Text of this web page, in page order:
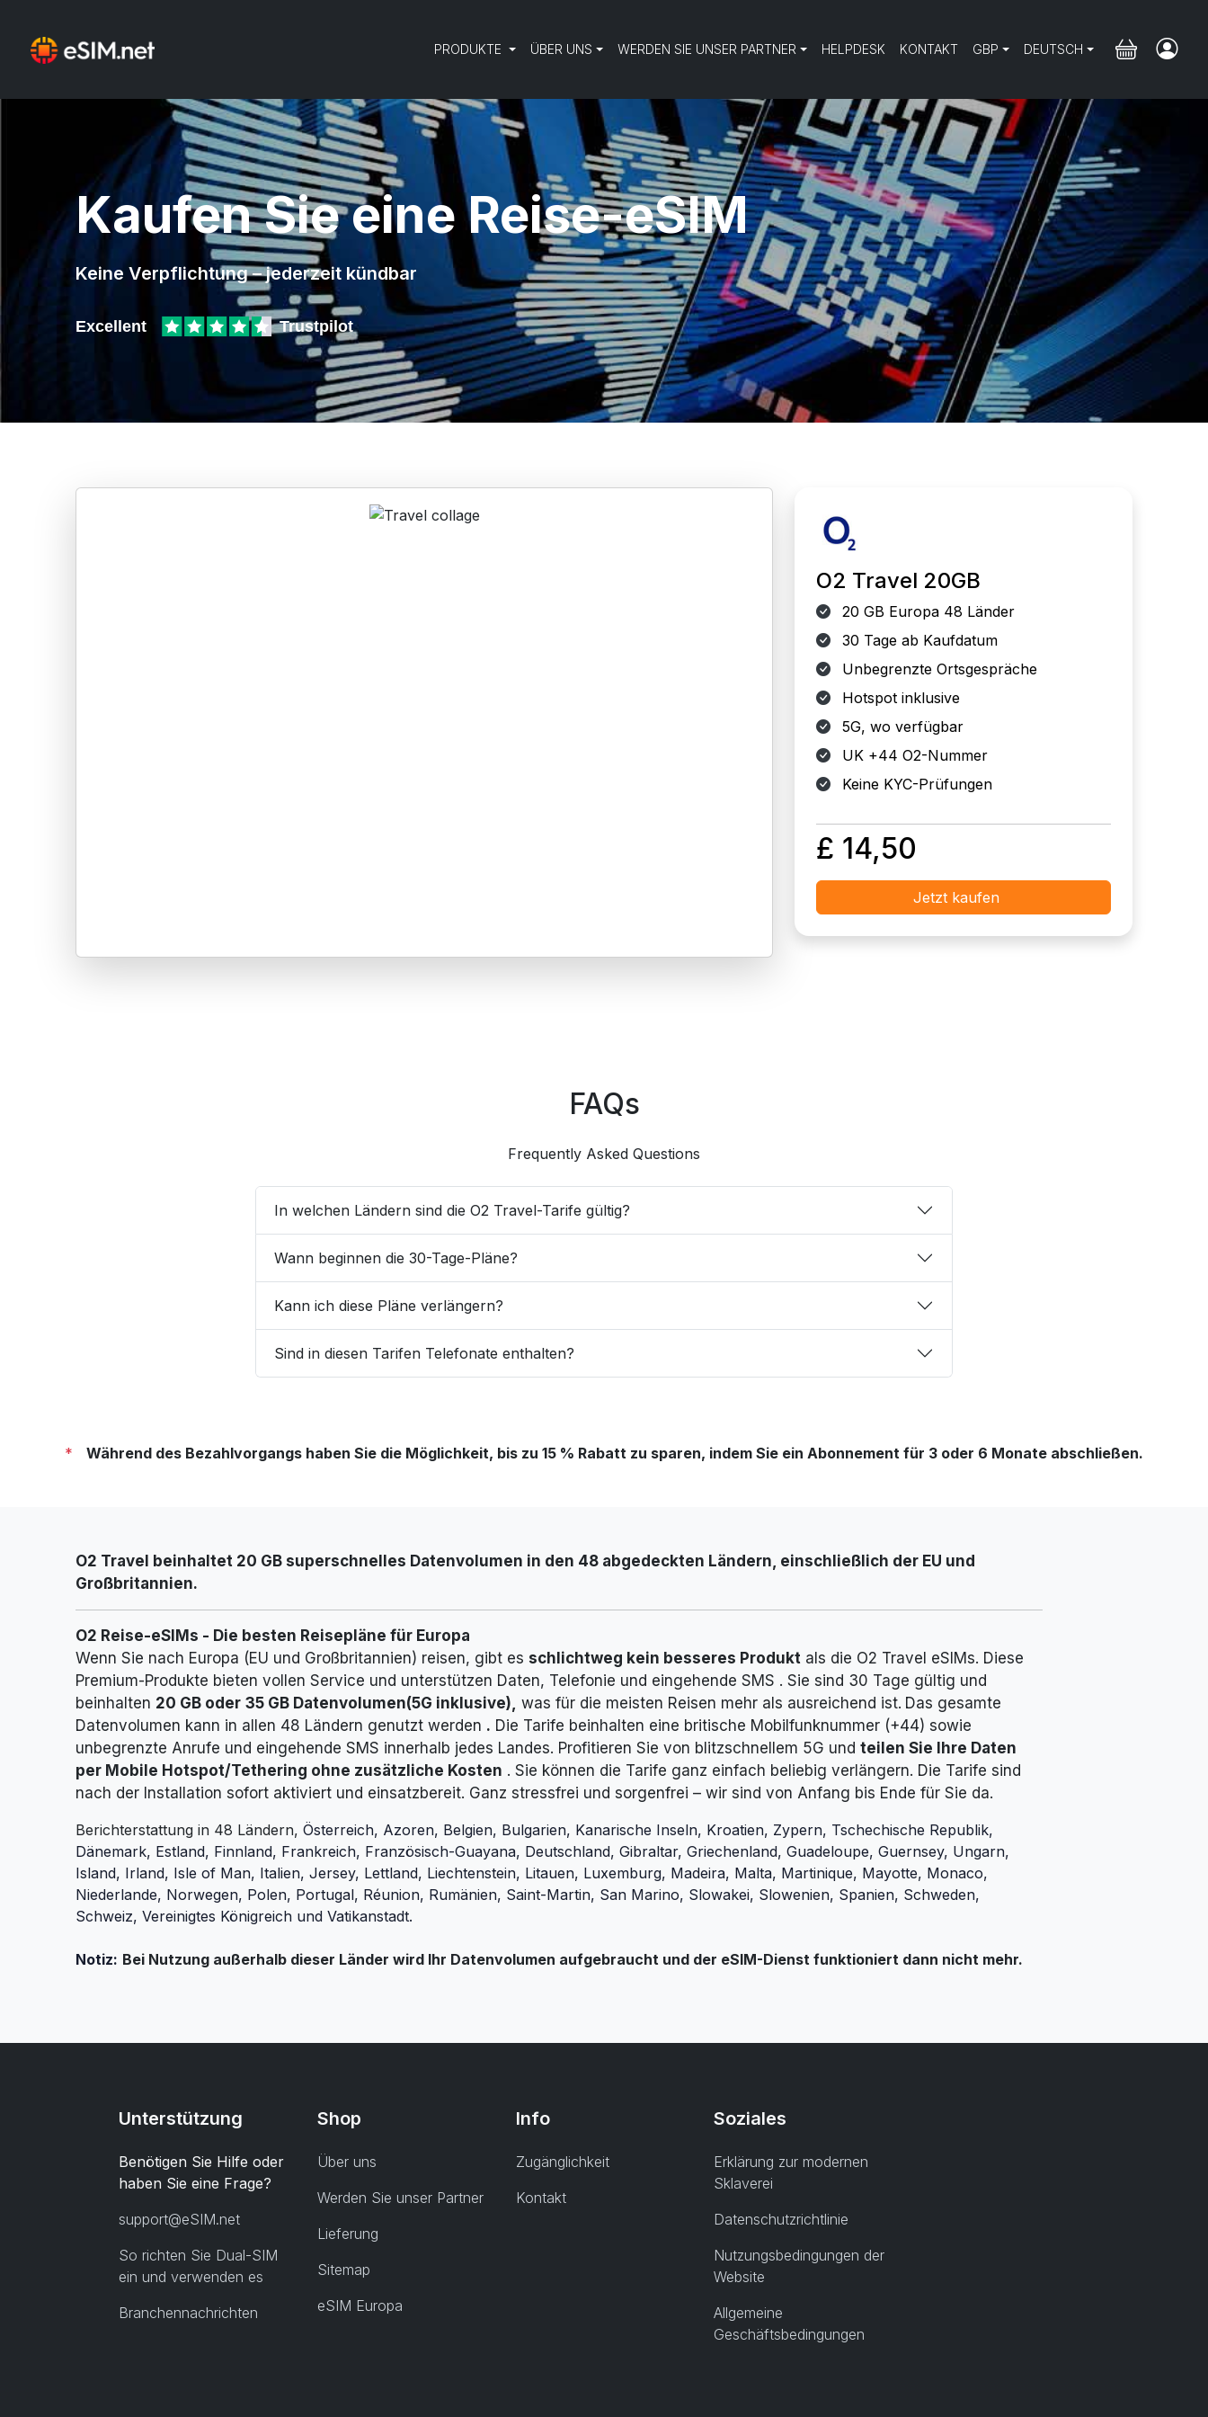
PRODUKTE ÜBER UNS WERDEN SIE UNSER PARTNER HELPDESK KONTAKT GBP DEUTSCH
Kaufen Sie eine Reise-eSIM
Keine Verpflichtung – jederzeit kündbar
O2 Travel 20GB
20 GB Europa 48 Länder
30 Tage ab Kaufdatum
Unbegrenzte Ortsgespräche
Hotspot inklusive
5G, wo verfügbar
UK +44 O2-Nummer
Keine KYC-Prüfungen
£ 14,50
Jetzt kaufen
FAQs
Frequently Asked Questions
In welchen Ländern sind die O2 Travel-Tarife gültig?
Wann beginnen die 30-Tage-Pläne?
Kann ich diese Pläne verlängern?
Sind in diesen Tarifen Telefonate enthalten?
* Während des Bezahlvorgangs haben Sie die Möglichkeit, bis zu 15 % Rabatt zu sparen, indem Sie ein Abonnement für 3 oder 6 Monate abschließen.
O2 Travel beinhaltet 20 GB superschnelles Datenvolumen in den 48 abgedeckten Ländern, einschließlich der EU und
Großbritannien.
O2 Reise-eSIMs - Die besten Reisepläne für Europa
Wenn Sie nach Europa (EU und Großbritannien) reisen, gibt es schlichtweg kein besseres Produkt als die O2 Travel eSIMs. Diese
Premium-Produkte bieten vollen Service und unterstützen Daten, Telefonie und eingehende SMS . Sie sind 30 Tage gültig und
beinhalten 20 GB oder 35 GB Datenvolumen(5G inklusive), was für die meisten Reisen mehr als ausreichend ist. Das gesamte
Datenvolumen kann in allen 48 Ländern genutzt werden . Die Tarife beinhalten eine britische Mobilfunknummer (+44) sowie
unbegrenzte Anrufe und eingehende SMS innerhalb jedes Landes. Profitieren Sie von blitzschnellem 5G und teilen Sie Ihre Daten
per Mobile Hotspot/Tethering ohne zusätzliche Kosten . Sie können die Tarife ganz einfach beliebig verlängern. Die Tarife sind
nach der Installation sofort aktiviert und einsatzbereit. Ganz stressfrei und sorgenfrei – wir sind von Anfang bis Ende für Sie da.
Berichterstattung in 48 Ländern, Österreich, Azoren, Belgien, Bulgarien, Kanarische Inseln, Kroatien, Zypern, Tschechische Republik,
Dänemark, Estland, Finnland, Frankreich, Französisch-Guayana, Deutschland, Gibraltar, Griechenland, Guadeloupe, Guernsey, Ungarn,
Island, Irland, Isle of Man, Italien, Jersey, Lettland, Liechtenstein, Litauen, Luxemburg, Madeira, Malta, Martinique, Mayotte, Monaco,
Niederlande, Norwegen, Polen, Portugal, Réunion, Rumänien, Saint-Martin, San Marino, Slowakei, Slowenien, Spanien, Schweden,
Schweiz, Vereinigtes Königreich und Vatikanstadt.
Notiz: Bei Nutzung außerhalb dieser Länder wird Ihr Datenvolumen aufgebraucht und der eSIM-Dienst funktioniert dann nicht mehr.
Unterstützung
Benötigen Sie Hilfe oder
haben Sie eine Frage?
support@eSIM.net
So richten Sie Dual-SIM
ein und verwenden es
Branchennachrichten
Shop
Über uns
Werden Sie unser Partner
Lieferung
Sitemap
eSIM Europa
Info
Zugänglichkeit
Kontakt
Soziales
Erklärung zur modernen
Sklaverei
Datenschutzrichtlinie
Nutzungsbedingungen der
Website
Allgemeine
Geschäftsbedingungen